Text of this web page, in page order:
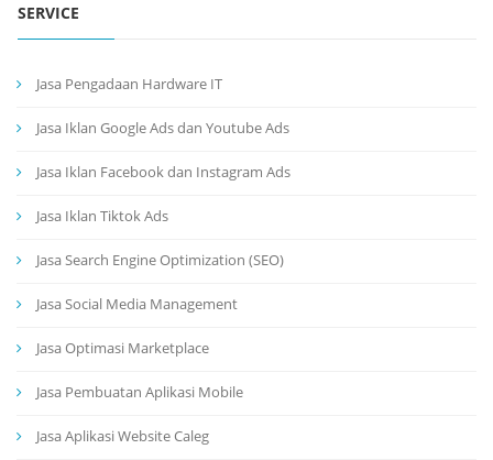
SERVICE
Jasa Pengadaan Hardware IT
Jasa Iklan Google Ads dan Youtube Ads
Jasa Iklan Facebook dan Instagram Ads
Jasa Iklan Tiktok Ads
Jasa Search Engine Optimization (SEO)
Jasa Social Media Management
Jasa Optimasi Marketplace
Jasa Pembuatan Aplikasi Mobile
Jasa Aplikasi Website Caleg